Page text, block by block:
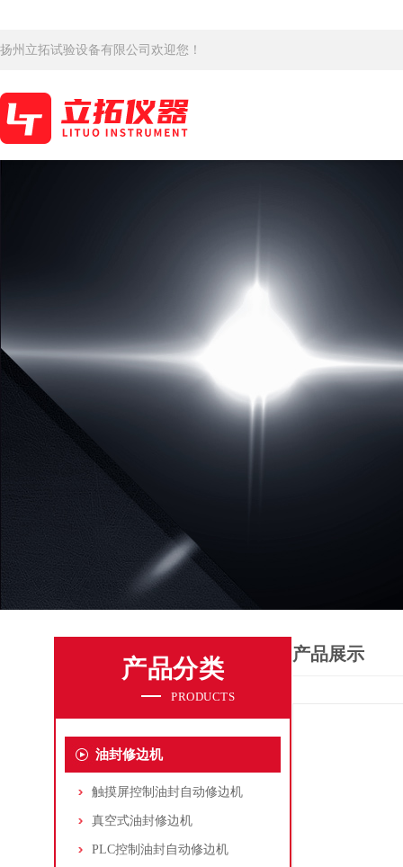
扬州立拓试验设备有限公司欢迎您！
产品分类
PRODUCTS
油封修边机
触摸屏控制油封自动修边机
真空式油封修边机
PLC控制油封自动修边机
产品展示